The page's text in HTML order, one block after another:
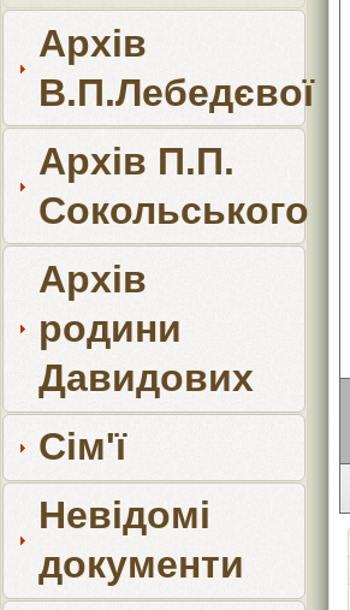
Архів
В.П.Лебедєвої
Архів П.П.
Сокольського
Архів
родини
Давидових
Сім'ї
Невідомі
документи